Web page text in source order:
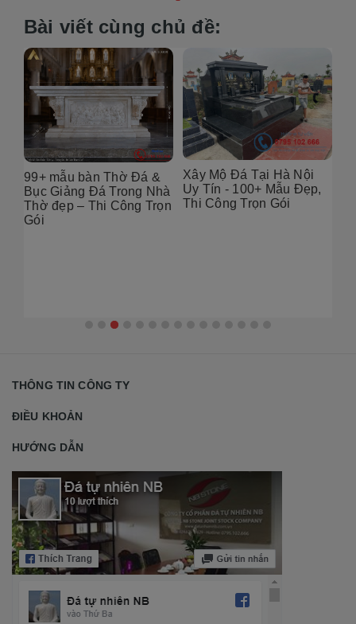
Bài viết cùng chủ đề:
99+ mẫu bàn Thờ Đá &
Bục Giảng Đá Trong Nhà
Thờ đẹp – Thi Công Trọn
Gói
Xây Mộ Đá Tại Hà Nội
Uy Tín - 100+ Mẫu Đẹp,
Thi Công Trọn Gói
THÔNG TIN CÔNG TY
ĐIỀU KHOẢN
HƯỚNG DẪN